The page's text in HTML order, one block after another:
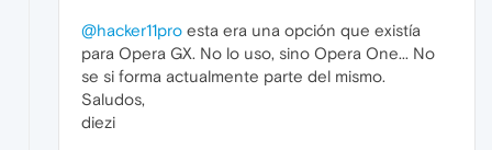
@hacker11pro esta era una opción que existía
para Opera GX. No lo uso, sino Opera One... No
se si forma actualmente parte del mismo.
Saludos,
diezi